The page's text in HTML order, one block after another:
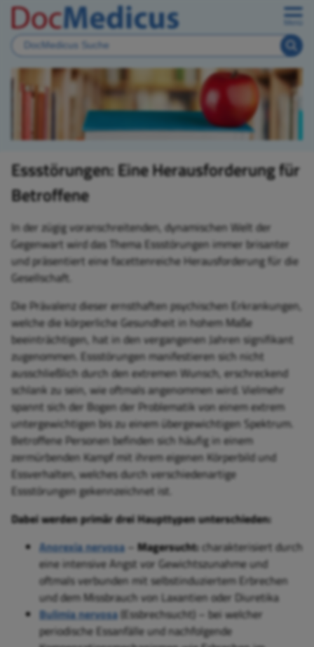
Essstörungen: Eine Herausforderung für
Betroffene
In der zügig voranschreitenden, dynamischen Welt der
Gegenwart wird das Thema Essstörungen immer brisanter
und präsentiert eine facettenreiche Herausforderung für die
Gesellschaft.
Die Prävalenz dieser ernsthaften psychischen Erkrankungen,
welche die körperliche Gesundheit in hohem Maße
beeinträchtigen, hat in den vergangenen Jahren signifikant
zugenommen. Essstörungen manifestieren sich nicht
ausschließlich durch den extremen Wunsch, erschreckend
schlank zu sein, wie oftmals angenommen wird. Vielmehr
spannt sich der Bogen der Problematik von einem extrem
untergewichtigen bis zu einem übergewichtigen Spektrum.
Betroffene Personen befinden sich häufig in einem
zermürbenden Kampf mit ihrem eigenen Körperbild und
Essverhalten, welches durch verschiedenartige
Essstörungen gekennzeichnet ist.
Dabei werden primär drei Haupttypen unterschieden:
Anorexia nervosa
Magersucht:charakterisiert durch
eine intensive Angst vor Gewichtszunahme und
oftmals verbunden mit selbstinduziertem Erbrechen
und dem Missbrauch von Laxantien oder Diuretika
Bulimia nervosa(Essbrechsucht) – bei welcher
periodische Essanfälle und nachfolgende